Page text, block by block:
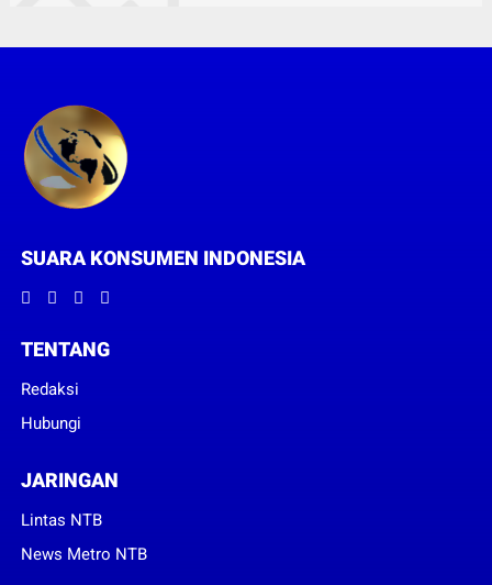
SUARA KONSUMEN INDONESIA
TENTANG
Redaksi
Hubungi
JARINGAN
Lintas NTB
News Metro NTB